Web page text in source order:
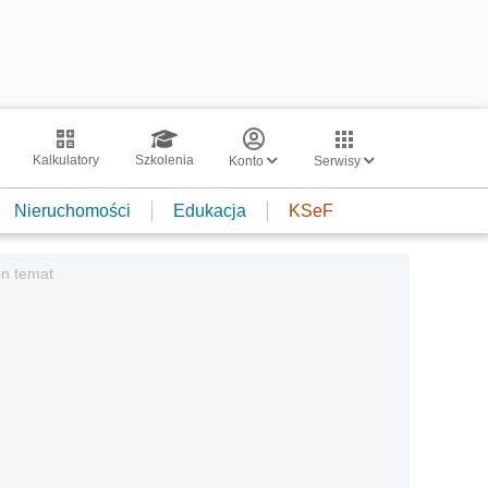
Kalkulatory Szkolenia Konto Serwisy
Nieruchomości Edukacja KSeF
temat